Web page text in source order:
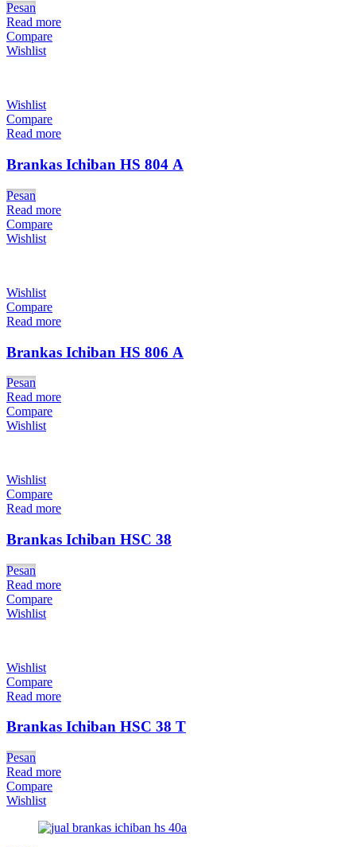
Pesan
Read more
Compare
Wishlist
Wishlist
Compare
Read more
Brankas Ichiban HS 804 A
Pesan
Read more
Compare
Wishlist
Wishlist
Compare
Read more
Brankas Ichiban HS 806 A
Pesan
Read more
Compare
Wishlist
Wishlist
Compare
Read more
Brankas Ichiban HSC 38
Pesan
Read more
Compare
Wishlist
Wishlist
Compare
Read more
Brankas Ichiban HSC 38 T
Pesan
Read more
Compare
Wishlist